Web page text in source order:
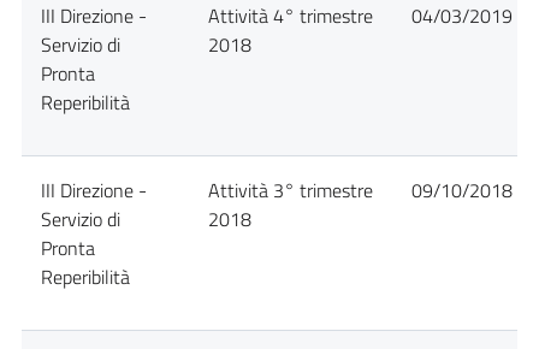
III Direzione -
Servizio di
Pronta
Reperibilità
Attività 4° trimestre
2018
04/03/2019
III Direzione -
Servizio di
Pronta
Reperibilità
Attività 3° trimestre
2018
09/10/2018